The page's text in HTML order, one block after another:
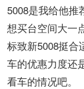
5008是我给他推
想买台空间大一
标致新5008挺合
车的优惠力度还
看车的情况吧。